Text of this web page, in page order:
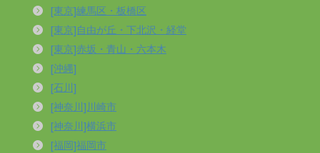
[東京]練馬区・板橋区
[東京]自由が丘・下北沢・経堂
[東京]赤坂・青山・六本木
[沖縄]
[石川]
[神奈川]川崎市
[神奈川]横浜市
[福岡]福岡市